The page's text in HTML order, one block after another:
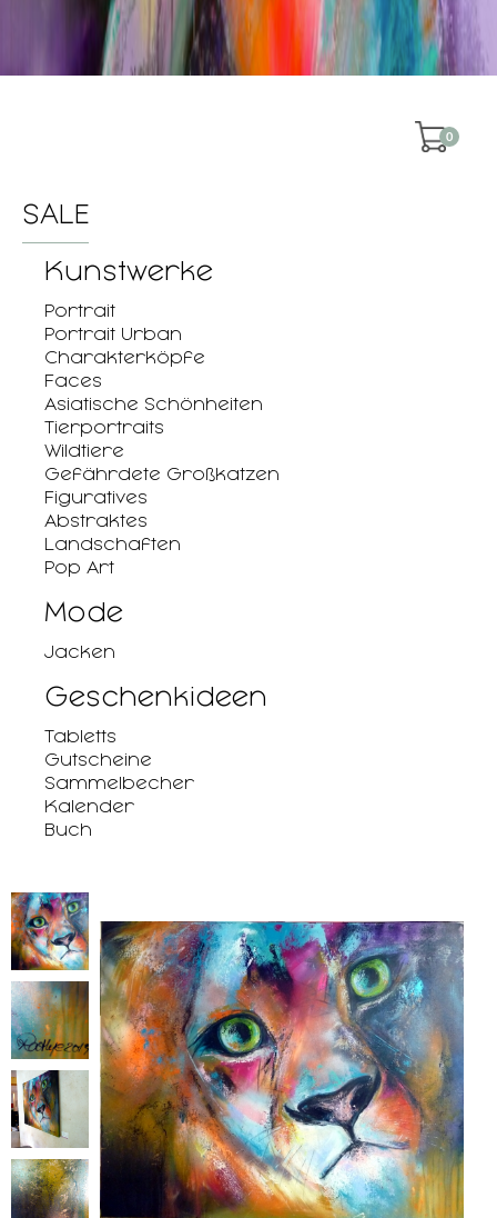
0
SALE
Kunstwerke
Portrait
Portrait Urban
Charakterköpfe
Faces
Asiatische Schönheiten
Tierportraits
Wildtiere
Gefährdete Großkatzen
Figuratives
Abstraktes
Landschaften
Pop Art
Mode
Jacken
Geschenkideen
Tabletts
Gutscheine
Sammelbecher
Kalender
Buch